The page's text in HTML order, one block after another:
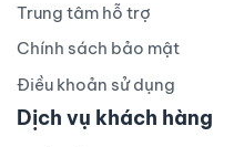
Trung tâm hỗ trợ
Chính sách bảo mật
Điều khoản sử dụng
Dịch vụ khách hàng